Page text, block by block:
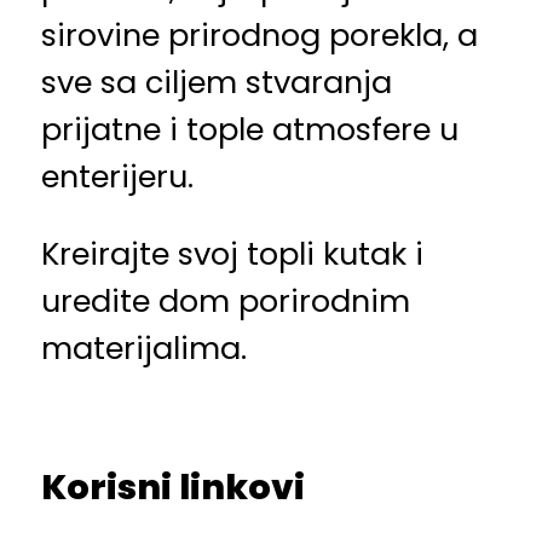
sirovine prirodnog porekla, a
sve sa ciljem stvaranja
prijatne i tople atmosfere u
enterijeru.
Kreirajte svoj topli kutak i
uredite dom porirodnim
materijalima.
Korisni linkovi